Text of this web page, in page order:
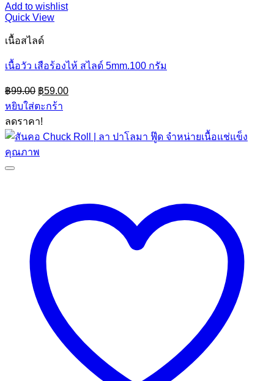
Add to wishlist
Quick View
เนื้อสไลด์
เนื้อวัว เสือร้องไห้ สไลด์ 5mm.100 กรัม
฿99.00 Original
price
was:
฿99.00.
฿59.00Current
price
หยิบใส่ตะกร้า
ลดราคา!